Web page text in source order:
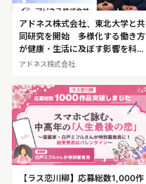
アドネス株式会社、東北大学と共
同研究を開始 多様化する働き方
が健康・生活に及ぼす影響を科学
的に解明 研究成果を企業制度や
援や政策提言へ応用を目指す
アドネス株式会社
【ラス恋川柳】応募総数1,000作